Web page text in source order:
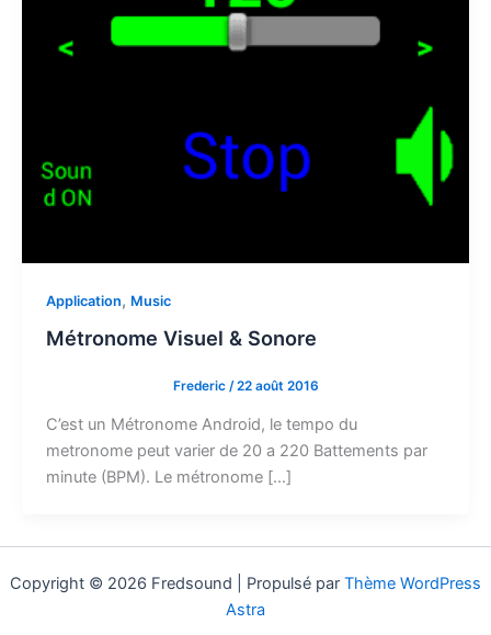
Application, Music
Métronome Visuel & Sonore
Frederic /22 août 2016
C’est un Métronome Android, le tempo du
metronome peut varier de 20 a 220 Battements par
minute (BPM). Le métronome […]
Copyright © 2026 Fredsound | Propulsé par Thème WordPress
Astra